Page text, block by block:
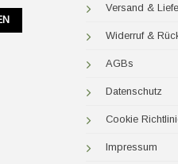
Versand &
Widerruf &
AGBs
Datenschutz
Cookie
Impressum